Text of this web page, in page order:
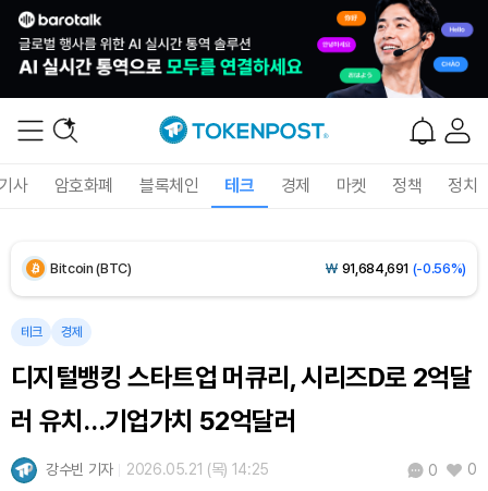
사 암호화폐 블록체인 테크 경제 마켓 정책 정치
Bitcoin (BTC) ₩ 91,684,691 (-0.56%)
Ethereum (ETH)
Tether USDt (USDT) ₩ 1,424 (+0.02%)
BNB (BNB)
테크 경제
디지털뱅킹 스타트업 머큐리, 시리즈D로 2억달
러 유치…기업가치 52억달러
강수빈 기자 2026.05.21 (목) 14:25 0 0